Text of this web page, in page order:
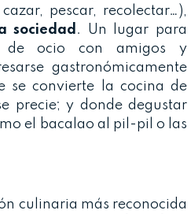
pescar, recolectar…),
sociedad . Un lugar para
de ocio con amigos y
gastronómicamente
se convierte la cocina de
precie; y donde degustar
el bacalao al pil-pil o las
culinaria más reconocida